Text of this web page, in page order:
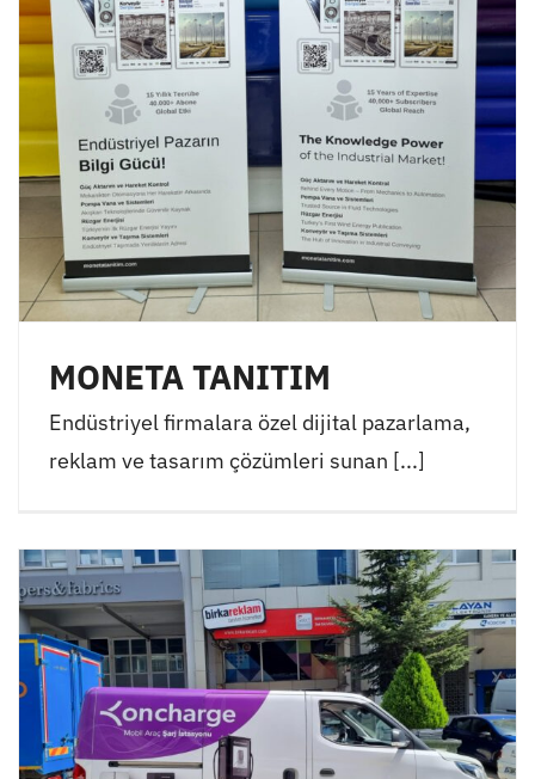
MONETA TANITIM
Endüstriyel firmalara özel dijital pazarlama,
reklam ve tasarım çözümleri sunan [...]